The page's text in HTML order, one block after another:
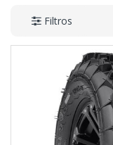
Filtros